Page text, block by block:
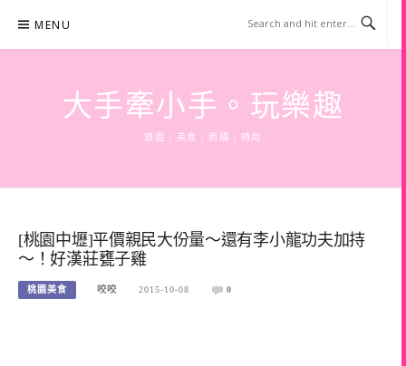
content
MENU
大手牽小手。玩樂趣
旅遊 | 美食 | 商攝 | 時尚
[桃園中壢]平價親民大份量～還有李小龍功夫加持
～！好漢莊甕子雞
桃園美食 咬咬 2015-10-08 0